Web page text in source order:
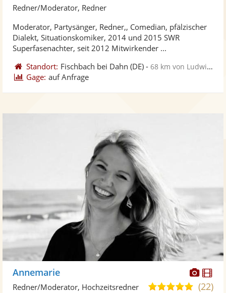
Fotos
Redner/Moderator, Redner
Moderator, Partysänger, Redner,, Comedian, pfälzischer
Dialekt, Situationskomiker, 2014 und 2015 SWR
Superfasenachter, seit 2012 Mitwirkender ...
Standort: Fischbach bei Dahn (DE) -68 km von Ludwigshafen am Rhein
Gage: auf Anfrage
Annemarie
5,0(22)
Redner/Moderator, Hochzeitsredner